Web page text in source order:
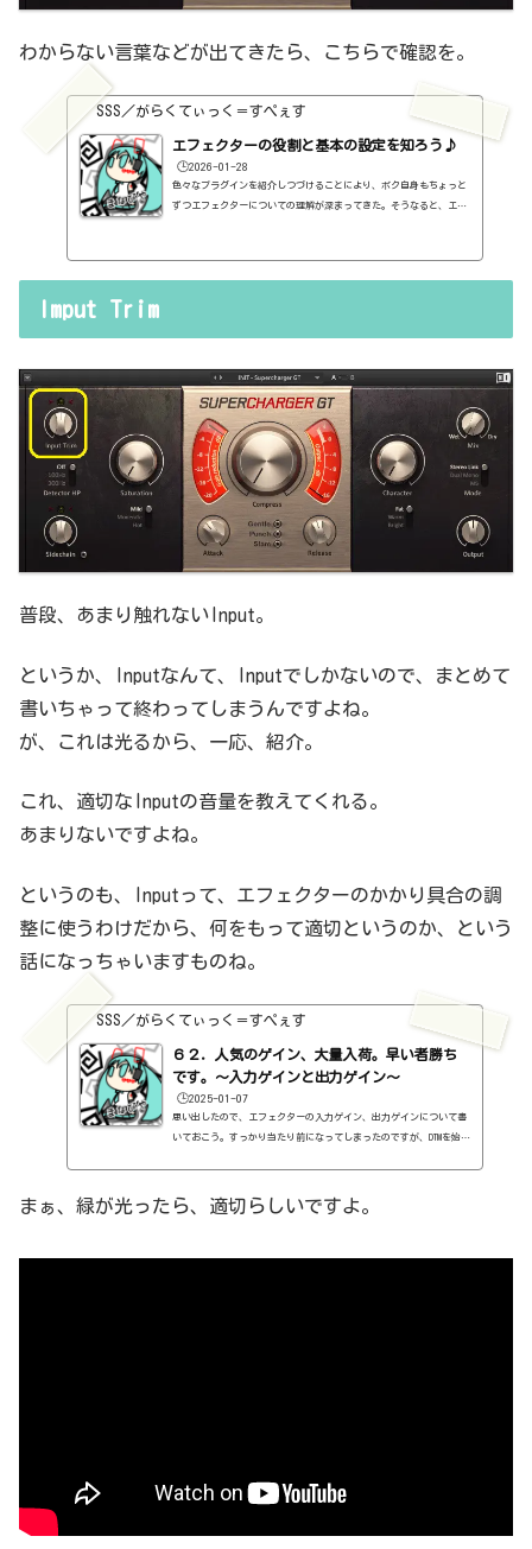
わからない言葉などが出てきたら、こちらで確認を。
SSS／がらくてぃっく＝すぺぇす
エフェクターの役割と基本の設定を知ろう♪
🕒️2026-01-28
色々なプラグインを紹介しつづけることにより、ボク自身もちょっと
ずつエフェクターについての理解が深まってきた。そうなると、エフ
Imput Trim
普段、あまり触れないInput。
というか、Inputなんて、Inputでしかないので、まとめて
書いちゃって終わってしまうんですよね。
が、これは光るから、一応、紹介。
これ、適切なInputの音量を教えてくれる。
あまりないですよね。
というのも、Inputって、エフェクターのかかり具合の調
整に使うわけだから、何をもって適切というのか、という
話になっちゃいますものね。
SSS／がらくてぃっく＝すぺぇす
６２．人気のゲイン、大量入荷。早い者勝ち
です。～入力ゲインと出力ゲイン～
🕒️2025-01-07
思い出したので、エフェクターの入力ゲイン、出力ゲインについて書
いておこう。すっかり当たり前になってしまったのですが、DTMを始め
にあるのに、なんでエフェクターにさらにゲインがついているんだ？
って。しかも、入力の方にもゲインがある。入力のゲインを上げて
る。なら、フェーダーだけでいいじゃないか、と。ボクだけですかね
まぁ、緑が光ったら、適切らしいですよ。